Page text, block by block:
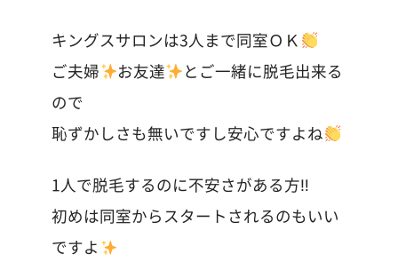
キングスサロンは3人まで同室ＯＫ
ご夫婦
お友達
とご一緒に脱毛出来る
ので
恥ずかしさも無いですし安心ですよね
1人で脱毛するのに不安さがある方‼︎
初めは同室からスタートされるのもいい
ですよ